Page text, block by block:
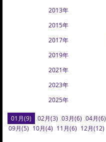
2013年
2015年
2017年
2019年
2021年
2023年
2025年
01月(9) 02月(3) 03月(6) 04月(6)
09月(5) 10月(4) 11月(6) 12月(12)